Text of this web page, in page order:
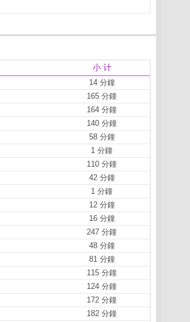
小 计
14 分鐘
165 分鐘
164 分鐘
140 分鐘
58 分鐘
1 分鐘
110 分鐘
42 分鐘
1 分鐘
12 分鐘
16 分鐘
247 分鐘
48 分鐘
81 分鐘
115 分鐘
124 分鐘
172 分鐘
182 分鐘